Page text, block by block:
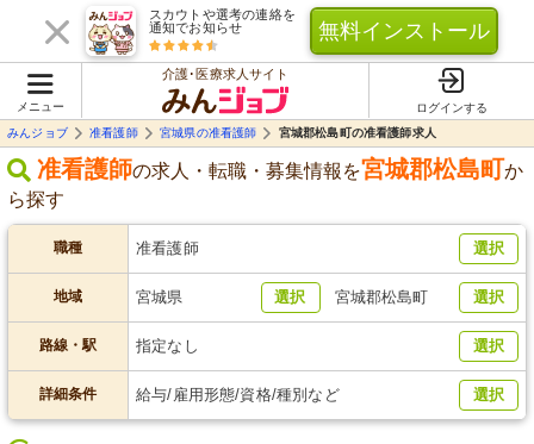
スカウトや選考の連絡を
通知でお知らせ
無料インストール
メニュー
介護･医療求人サイト
ログインする
みんジョブ
准看護師 宮城県の准看護師 宮城郡松島町の准看護師求人
准看護師の求人・転職・募集情報を宮城郡松島町か
ら探す
職種 准看護師 選択
地域 宮城県 選択 宮城郡松島町 選択
路線・駅 指定なし 選択
詳細条件 給与/雇用形態/資格/種別など 選択